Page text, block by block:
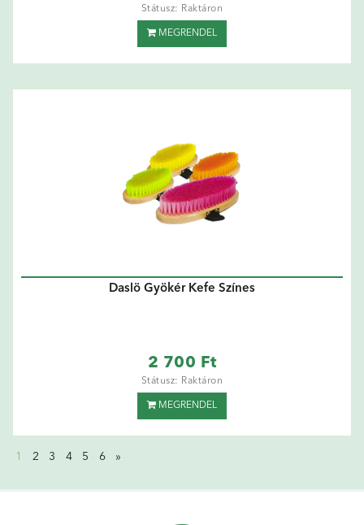
Státusz: Raktáron
MEGRENDEL
Daslö Gyökér Kefe Színes
2 700 Ft
Státusz: Raktáron
MEGRENDEL
1 2 3 4 5 6 »